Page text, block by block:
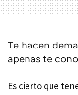
Te hacen
apenas te
Es cierto que